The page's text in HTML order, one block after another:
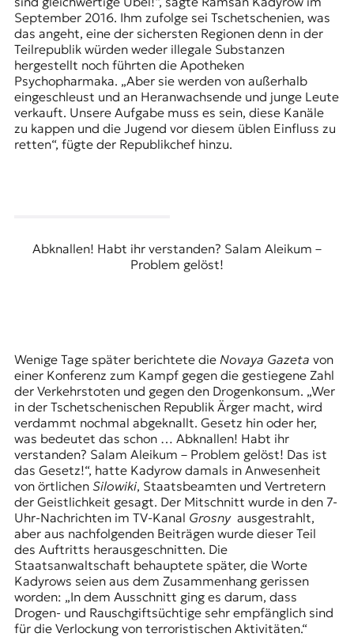
September 2016. Ihm zufolge sei Tschetschenien, was
das angeht, eine der sichersten Regionen denn in der
Teilrepublik würden weder illegale Substanzen
hergestellt noch führten die Apotheken
Psychopharmaka. „Aber sie werden von außerhalb
eingeschleust und an Heranwachsende und junge Leute
verkauft. Unsere Aufgabe muss es sein, diese Kanäle
zu kappen und die Jugend vor diesem üblen Einfluss zu
retten“, fügte der Republikchef hinzu.
Abknallen! Habt ihr verstanden? Salam Aleikum –
Problem gelöst!
Wenige Tage später berichtete die Novaya Gazeta von
einer Konferenz zum Kampf gegen die gestiegene Zahl
der Verkehrstoten und gegen den Drogenkonsum. „Wer
in der Tschetschenischen Republik Ärger macht, wird
verdammt nochmal abgeknallt. Gesetz hin oder her,
was bedeutet das schon … Abknallen! Habt ihr
verstanden? Salam Aleikum – Problem gelöst! Das ist
das Gesetz!“, hatte Kadyrow damals in Anwesenheit
von örtlichen Silowiki, Staatsbeamten und Vertretern
der Geistlichkeit gesagt. Der Mitschnitt wurde in den 7-
Uhr-Nachrichten im TV-Kanal Grosny ausgestrahlt,
aber aus nachfolgenden Beiträgen wurde dieser Teil
des Auftritts herausgeschnitten. Die
Staatsanwaltschaft behauptete später, die Worte
Kadyrows seien aus dem Zusammenhang gerissen
worden: „In dem Ausschnitt ging es darum, dass
Drogen- und Rauschgiftsüchtige sehr empfänglich sind
für die Verlockung von terroristischen Aktivitäten.“